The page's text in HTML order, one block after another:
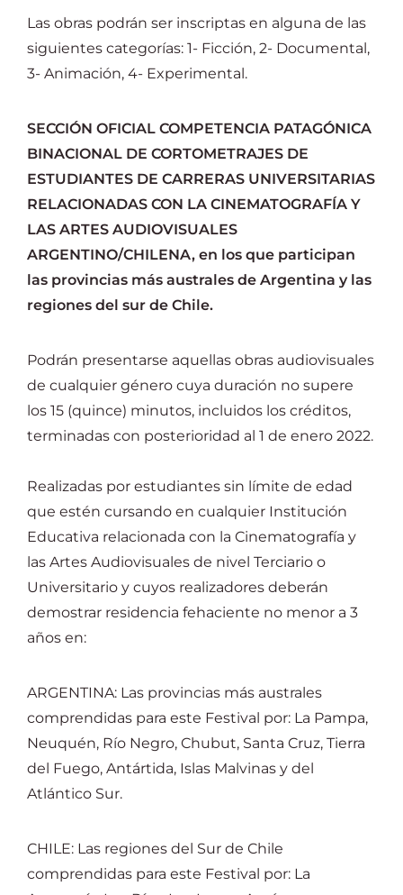
Las obras podrán ser inscriptas en alguna de las
siguientes categorías: 1- Ficción, 2- Documental,
3- Animación, 4- Experimental.
SECCIÓN OFICIAL COMPETENCIA PATAGÓNICA
BINACIONAL DE CORTOMETRAJES DE
ESTUDIANTES DE CARRERAS UNIVERSITARIAS
RELACIONADAS CON LA CINEMATOGRAFÍA Y
LAS ARTES AUDIOVISUALES
ARGENTINO/CHILENA, en los que participan
las provincias más australes de Argentina y las
regiones del sur de Chile.
Podrán presentarse aquellas obras audiovisuales
de cualquier género cuya duración no supere
los 15 (quince) minutos, incluidos los créditos,
terminadas con posterioridad al 1 de enero 2022.
Realizadas por estudiantes sin límite de edad
que estén cursando en cualquier Institución
Educativa relacionada con la Cinematografía y
las Artes Audiovisuales de nivel Terciario o
Universitario y cuyos realizadores deberán
demostrar residencia fehaciente no menor a 3
años en:
ARGENTINA: Las provincias más australes
comprendidas para este Festival por: La Pampa,
Neuquén, Río Negro, Chubut, Santa Cruz, Tierra
del Fuego, Antártida, Islas Malvinas y del
Atlántico Sur.
CHILE: Las regiones del Sur de Chile
comprendidas para este Festival por: La